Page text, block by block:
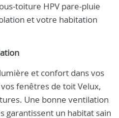
toiture HPV pare-pluie
et votre habitation
et confort dans vos
fenêtres de toit Velux,
Une bonne ventilation
garantissent un habitat sain